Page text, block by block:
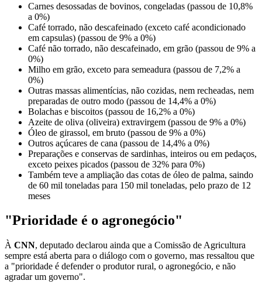
Carnes desossadas de bovinos, congeladas (passou de 10,8%
a 0%)
Café torrado, não descafeinado (exceto café acondicionado
em capsulas) (passou de 9% a 0%)
Café não torrado, não descafeinado, em grão (passou de 9% a
0%)
Milho em grão, exceto para semeadura (passou de 7,2% a
0%)
Outras massas alimentícias, não cozidas, nem recheadas, nem
preparadas de outro modo (passou de 14,4% a 0%)
Bolachas e biscoitos (passou de 16,2% a 0%)
Azeite de oliva (oliveira) extravirgem (passou de 9% a 0%)
Óleo de girassol, em bruto (passou de 9% a 0%)
Outros açúcares de cana (passou de 14,4% a 0%)
Preparações e conservas de sardinhas, inteiros ou em pedaços,
exceto peixes picados (passou de 32% para 0%)
Também teve a ampliação das cotas de óleo de palma, saindo
de 60 mil toneladas para 150 mil toneladas, pelo prazo de 12
meses
"Prioridade é o agronegócio"
À CNN, deputado declarou ainda que a Comissão de Agricultura
sempre está aberta para o diálogo com o governo, mas ressaltou que
a "prioridade é defender o produtor rural, o agronegócio, e não
agradar um governo".